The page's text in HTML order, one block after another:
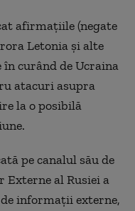
afirmaţiile (negate
Letonia şi alte
curând de Ucraina
atacuri asupra
la o posibilă
pe canalul său de
al Rusiei a
informaţii externe,